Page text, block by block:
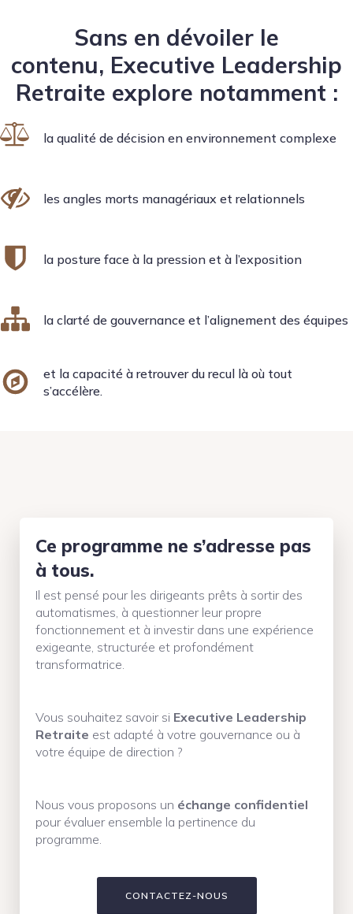
Sans en dévoiler le
contenu, Executive Leadership
Retraite explore notamment :
la qualité de décision en environnement complexe
les angles morts managériaux et relationnels
la posture face à la pression et à l’exposition
la clarté de gouvernance et l’alignement des équipes
et la capacité à retrouver du recul là où tout
s’accélère.
Ce programme ne s’adresse pas
à tous.
Il est pensé pour les dirigeants prêts à sortir des
automatismes, à questionner leur propre
fonctionnement et à investir dans une expérience
exigeante, structurée et profondément
transformatrice.
Vous souhaitez savoir si Executive Leadership
Retraite est adapté à votre gouvernance ou à
votre équipe de direction ?
Nous vous proposons un échange confidentiel
pour évaluer ensemble la pertinence du
programme.
CONTACTEZ-NOUS